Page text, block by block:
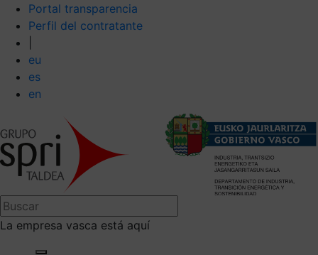
Portal transparencia
Perfil del contratante
eu
es
en
La empresa vasca está aquí